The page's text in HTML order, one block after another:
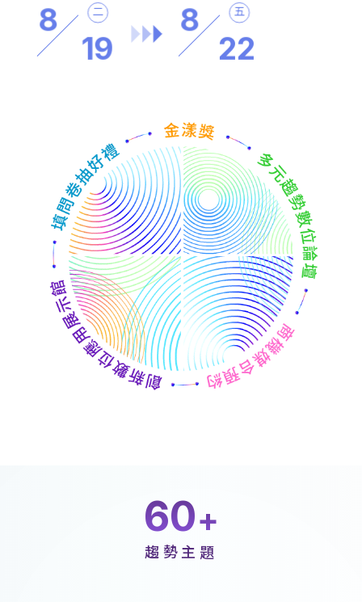
8
19
二 8
22
五
60
趨勢主題